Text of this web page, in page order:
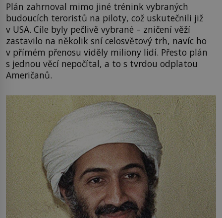
Plán zahrnoval mimo jiné trénink vybraných
budoucích teroristů na piloty, což uskutečnili již
v USA. Cíle byly pečlivě vybrané – zničení věží
zastavilo na několik sní celosvětový trh, navíc ho
v přímém přenosu viděly miliony lidí. Přesto plán
s jednou věcí nepočítal, a to s tvrdou odplatou
Američanů.